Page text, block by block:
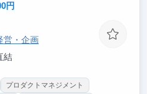
円
営・企画
結
プロダクトマネジメント